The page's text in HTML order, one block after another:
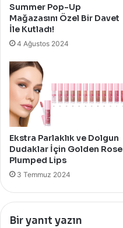
Summer Pop-Up
Mağazasını Özel Bir Davet
İle Kutladı!
4 Ağustos 2024
Ekstra Parlaklık ve Dolgun
Dudaklar İçin Golden Rose
Plumped Lips
3 Temmuz 2024
Bir yanıt yazın